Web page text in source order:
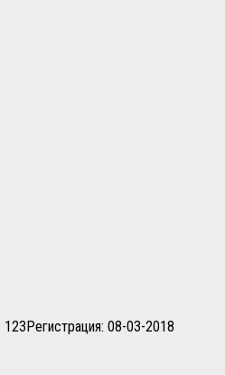
123 Регистрация: 08-03-2018